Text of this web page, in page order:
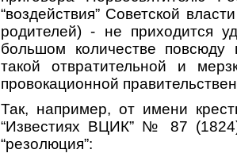
“воздействия” Советской
родителей) - не приходится
большом количестве повсюду
такой отвратительной и
провокационной
Так, например, от имени
“Известиях ВЦИК” № 87
“резолюция”: